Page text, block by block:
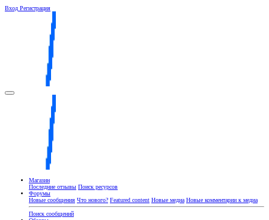
Вход Регистрация
Магазин
Последние отзывы Поиск ресурсов
Форумы
Новые сообщения Что нового? Featured content Новые медиа Новые комментарии к медиа
Поиск сообщений